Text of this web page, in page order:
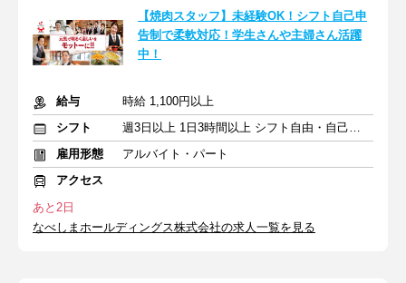
【焼肉スタッフ】未経験OK！シフト自己申
告制で柔軟対応！学生さんや主婦さん活躍
中！
給与
時給 1,100円以上
シフト
週3日以上 1日3時間以上 シフト自由・自己申告
雇用形態
アルバイト・パート
アクセス
あと2日
なべしまホールディングス株式会社の求人一覧を見る